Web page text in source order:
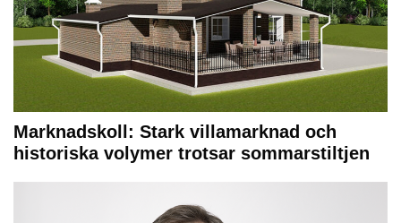
Marknadskoll: Stark villamarknad och
historiska volymer trotsar sommarstiltjen